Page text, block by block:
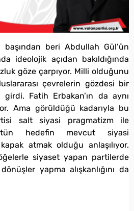
beri Abdullah Gül’ün
ideolojik açıdan bakıldığında
göze çarpıyor. Milli olduğunu
çevrelerin gözdesi bir
Fatih Erbakan’ın da aynı
Ama görüldüğü kadarıyla bu
salt siyasi pragmatizm ile
hedefin mevcut siyasi
atmak olduğu anlaşılıyor.
siyaset yapan partilerde
yapma alışkanlığını da